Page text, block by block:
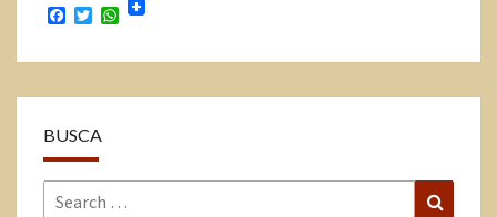
Facebook
TwitterWhatsApp
BUSCA